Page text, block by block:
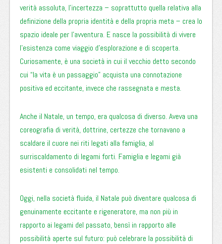
verità assoluta, l’incertezza – soprattutto quella relativa alla
definizione della propria identità e della propria meta – crea lo
spazio ideale per l’avventura. E nasce la possibilità di vivere
l’esistenza come viaggio d’esplorazione e di scoperta.
Curiosamente, è una società in cui il vecchio detto secondo
cui “la vita è un passaggio” acquista una connotazione
positiva ed eccitante, invece che rassegnata e mesta.
Anche il Natale, un tempo, era qualcosa di diverso. Aveva una
coreografia di verità, dottrine, certezze che tornavano a
scaldare il cuore nei riti legati alla famiglia, al
surriscaldamento di legami forti. Famiglia e legami già
esistenti e consolidati nel tempo.
Oggi, nella società fluida, il Natale può diventare qualcosa di
genuinamente eccitante e rigeneratore, ma non più in
rapporto ai legami del passato, bensì in rapporto alle
possibilità aperte sul futuro: può celebrare la possibilità di